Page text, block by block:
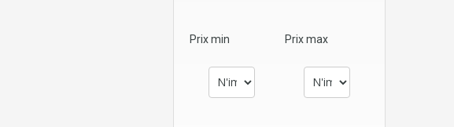
Prix min Prix max